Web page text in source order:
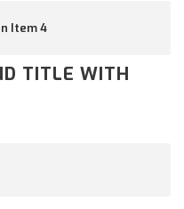
Item 4
TITLE WITH